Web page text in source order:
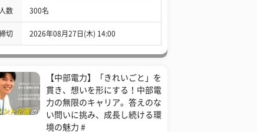
数 300名
切 2026年08月27日(木) 14:00
【中部電力】「きれいごと」を
貫き、想いを形にする！中部電
力の無限のキャリア。答えのな
い問いに挑み、成長し続ける環
境の魅力 #